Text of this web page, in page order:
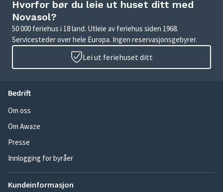
Hvorfor bør du leie ut huset ditt med
Novasol?
50 000 feriehus i 18 land. Utleie av feriehus siden 1968.
Servicesteder over hele Europa. Ingen reservasjonsgebyrer.
Lei ut feriehuset ditt
Bedrift
Om oss
Om Awaze
Presse
Innlogging for byråer
Kundeinformasjon